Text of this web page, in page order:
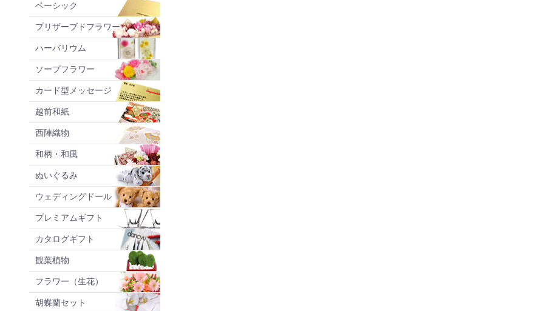
ベーシック
プリザーブドフラワー
ハーバリウム
ソープフラワー
カード型メッセージ
越前和紙
西陣織物
和柄・和風
ぬいぐるみ
ウェディングドール
プレミアムギフト
カタログギフト
観葉植物
フラワー（生花）
胡蝶蘭セット